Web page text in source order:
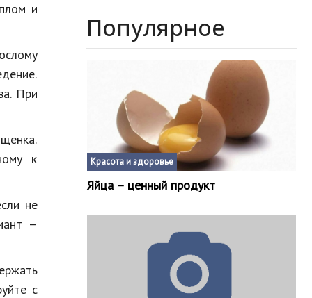
и
При
к
не
–
с
Популярное
Красота и здоровье
Яйца – ценный продукт